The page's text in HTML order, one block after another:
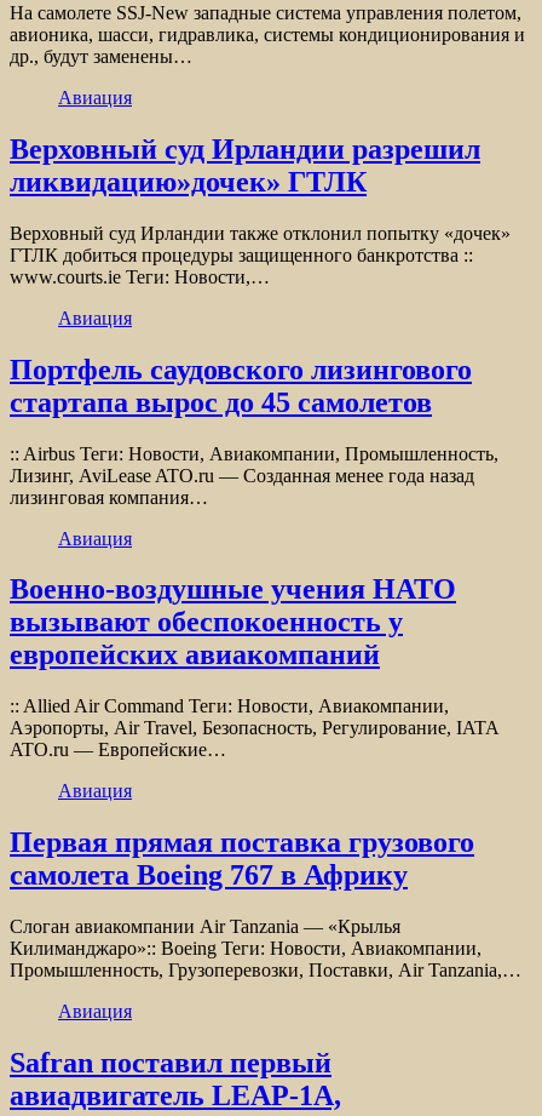
На самолете SSJ-New западные система управления полетом,
авионика, шасси, гидравлика, системы кондиционирования и
др., будут заменены…
Авиация
Верховный суд Ирландии разрешил
ликвидацию»дочек» ГТЛК
Верховный суд Ирландии также отклонил попытку «дочек»
ГТЛК добиться процедуры защищенного банкротства ::
www.courts.ie Теги: Новости,…
Авиация
Портфель саудовского лизингового
стартапа вырос до 45 самолетов
:: Airbus Теги: Новости, Авиакомпании, Промышленность,
Лизинг, AviLease ATO.ru — Созданная менее года назад
лизинговая компания…
Авиация
Военно-воздушные учения НАТО
вызывают обеспокоенность у
европейских авиакомпаний
:: Allied Air Command Теги: Новости, Авиакомпании,
Аэропорты, Air Travel, Безопасность, Регулирование, IATA
ATO.ru — Европейские…
Авиация
Первая прямая поставка грузового
самолета Boeing 767 в Африку
Слоган авиакомпании Air Tanzania — «Крылья
Килиманджаро»:: Boeing Теги: Новости, Авиакомпании,
Промышленность, Грузоперевозки, Поставки, Air Tanzania,…
Авиация
Safran поставил первый
авиадвигатель LEAP-1A,